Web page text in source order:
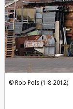
Rob Pols (1-8-2012).